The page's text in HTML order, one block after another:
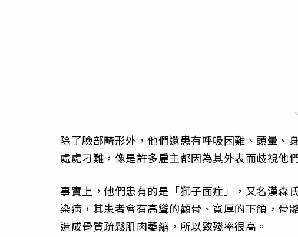
除了臉部畸形外，他們還患有呼吸困難、頭暈、
處處刁難，像是許多雇主都因為其外表而歧視他
事實上，他們患有的是「獅子面症」，又名漢森
染病，其患者會有高聳的顴骨、寬厚的下頜，骨
造成骨質疏鬆肌肉萎縮，所以致殘率很高。